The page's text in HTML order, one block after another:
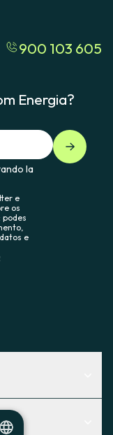
900 103 605
Energia?
la
e
os
podes
e